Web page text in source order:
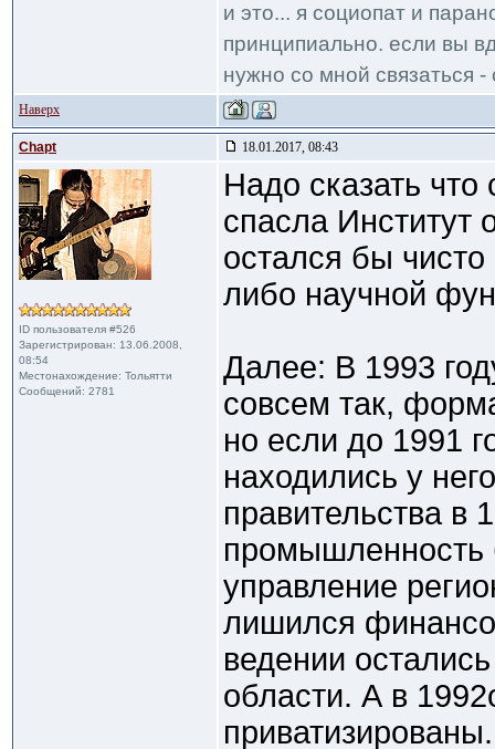
и это... я социопат и
принципиально. если вы
нужно со мной связаться
Наверх
Chapt 18.01.2017, 08:43
ID пользователя #526
Зарегистрирован: 13.06.2008,
08:54
Местонахождение: Тольятти
Сообщений: 2781
Надо сказать
спасла Институт
остался бы
либо научной
Далее: В 1993
совсем так,
но если до 1991
находились у
правительства в
промышленность
управление
лишился
ведении
области. А в